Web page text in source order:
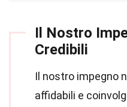
Il Nostro
Credibili
Il nostro impegno
affidabili e